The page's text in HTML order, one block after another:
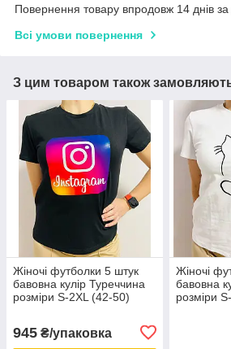
Повернення товару впродовж 14 днів
Всі умови повернення
З цим товаром також
Жіночі футболки 5 штук
бавовна кулір Туреччина
розміри S-2XL (42-50)
945 ₴/упаковка
Жіночі
бавовна
розміри